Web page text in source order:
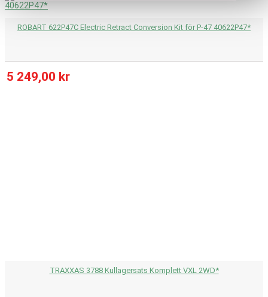
ROBART 622P47C Electric Retract Conversion Kit för P-47 40622P47*
5 249,00 kr
TRAXXAS 3788 Kullagersats Komplett VXL 2WD*